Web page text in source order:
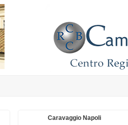
Caravaggio Napoli